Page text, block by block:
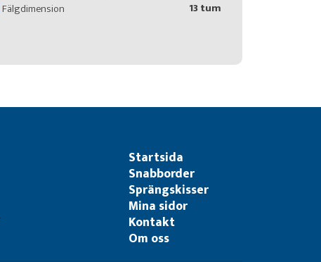
Fälgdimension
13 tum
Startsida
Snabborder
Sprängskisser
Mina sidor
Kontakt
Om oss